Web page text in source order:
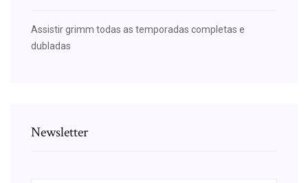
Assistir grimm todas as temporadas completas e
dubladas
Newsletter